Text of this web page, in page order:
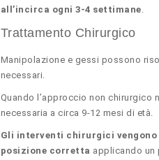
all’incirca ogni 3-4 settimane.
Trattamento Chirurgico
Manipolazione e gessi possono
necessari.
Quando l’approccio non chirurgico
necessaria a circa 9-12 mesi di età.
Gli interventi chirurgici
posizione corretta applicando un